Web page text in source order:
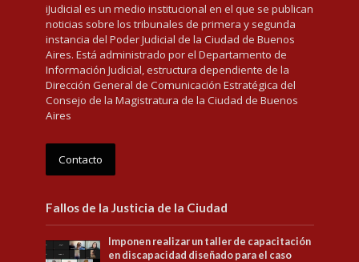
iJudicial es un medio institucional en el que se publican
noticias sobre los tribunales de primera y segunda
instancia del Poder Judicial de la Ciudad de Buenos
Aires. Está administrado por el Departamento de
Información Judicial, estructura dependiente de la
Dirección General de Comunicación Estratégica del
Consejo de la Magistratura de la Ciudad de Buenos
Aires
Contacto
Fallos de la Justicia de la Ciudad
Imponen realizar un taller de capacitación
en discapacidad diseñado para el caso